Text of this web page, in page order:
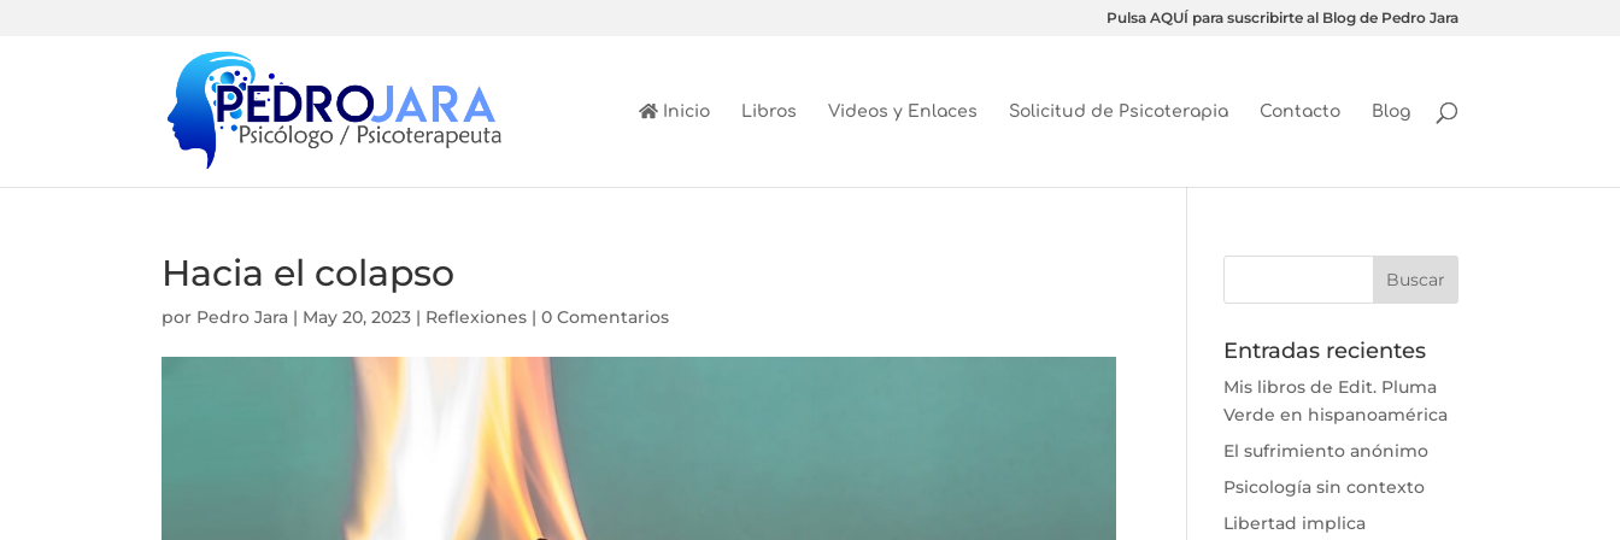
Pulsa AQUÍ para suscribirte al Blog de Pedro Jara
Inicio Libros Videos y Enlaces Solicitud de Psicoterapia Contacto Blog
Hacia el colapso
por Pedro Jara | May 20, 2023 | Reflexiones |0 Comentarios
Entradas recientes
Mis libros de Edit. Pluma
Verde en hispanoamérica
El sufrimiento anónimo
Psicología sin contexto
Libertad implica